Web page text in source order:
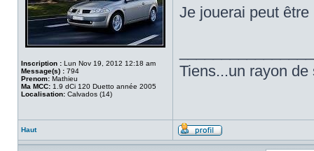
Inscription : Lun Nov 19, 2012 12:18 am
Message(s) : 794
Prenom: Mathieu
Ma MCC: 1.9 dCi 120 Duetto année 2005
Localisation: Calvados (14)
Je jouerai peut
Tiens...un rayon
Haut